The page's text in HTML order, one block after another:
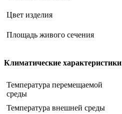
Цвет изделия
Площадь живого сечения
Климатические характеристики
Температура перемещаемой
среды
Температура внешней среды